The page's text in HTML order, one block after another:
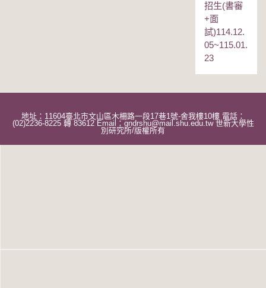
招生(書審
+面
試)114.12.
05~115.01.
23
地址：11604臺北市文山區木柵路一段17巷1號-舍我樓10樓 電話：
(02)2236-8225 轉 83612 Email：gndrshu@mail.shu.edu.tw 世新大學性
別研究所/版權所有